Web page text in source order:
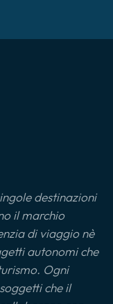
destinazioni
il marchio
di viaggio nè
autonomi che
Ogni
che il